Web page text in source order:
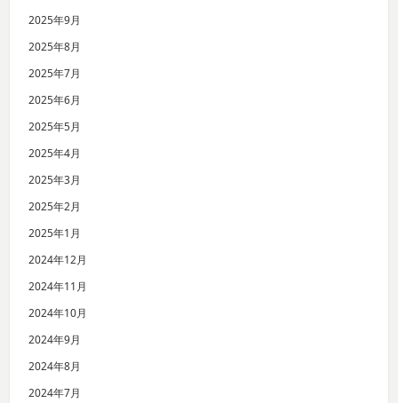
2025年9月
2025年8月
2025年7月
2025年6月
2025年5月
2025年4月
2025年3月
2025年2月
2025年1月
2024年12月
2024年11月
2024年10月
2024年9月
2024年8月
2024年7月